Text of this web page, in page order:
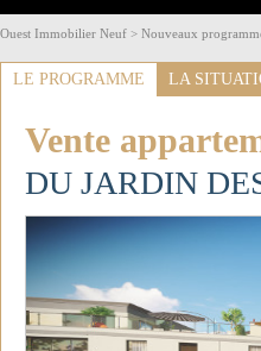
Ouest Immobilier Neuf > Nouveaux
LE PROGRAMME LA
Vente
DU JARDIN